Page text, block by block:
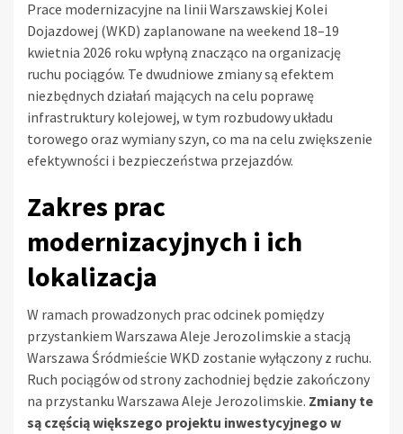
Prace modernizacyjne na linii Warszawskiej Kolei
Dojazdowej (WKD) zaplanowane na weekend 18–19
kwietnia 2026 roku wpłyną znacząco na organizację
ruchu pociągów. Te dwudniowe zmiany są efektem
niezbędnych działań mających na celu poprawę
infrastruktury kolejowej, w tym rozbudowy układu
torowego oraz wymiany szyn, co ma na celu zwiększenie
efektywności i bezpieczeństwa przejazdów.
Zakres prac
modernizacyjnych i ich
lokalizacja
W ramach prowadzonych prac odcinek pomiędzy
przystankiem Warszawa Aleje Jerozolimskie a stacją
Warszawa Śródmieście WKD zostanie wyłączony z ruchu.
Ruch pociągów od strony zachodniej będzie zakończony
na przystanku Warszawa Aleje Jerozolimskie. Zmiany te
są częścią większego projektu inwestycyjnego w